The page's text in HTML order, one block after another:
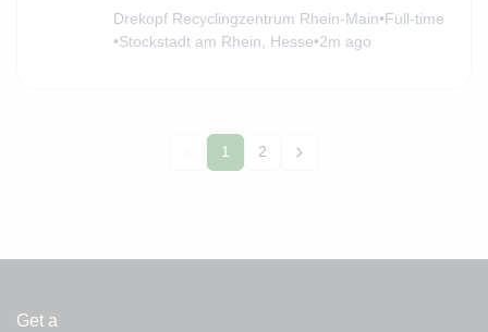
Drekopf Recyclingzentrum Rhein-Main•Full-time
•Stockstadt am Rhein, Hesse•2m ago
1 2
Get a